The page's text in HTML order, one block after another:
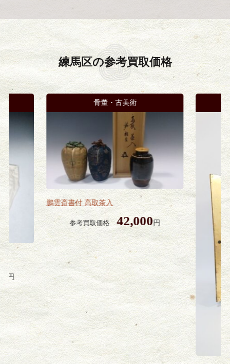
練馬区の参考買取価格
円
骨董・古美術
鵬雲斎書付 高取茶入
参考買取価格 42,000円